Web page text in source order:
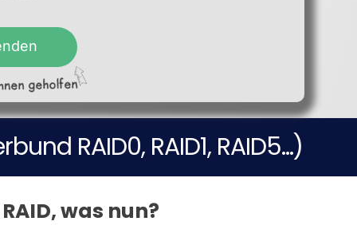
RAID0, RAID1, RAID5…)
was nun?